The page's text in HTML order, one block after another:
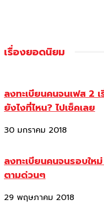
เรื่องยอดนิยม
ลงทะเบียนคนจนเฟส 2
ยังไงที่ไหน? ไปเช็คเลย
30 มกราคม 2018
ลงทะเบียนคนจนรอบให
ตามด่วนๆ
29 พฤษภาคม 2018